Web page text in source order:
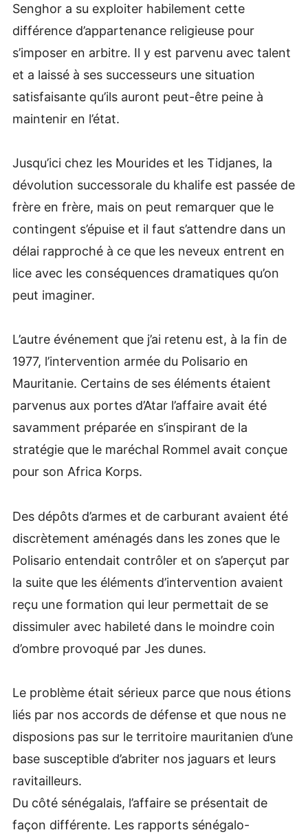
Senghor a su exploiter habilement cette
différence d’appartenance religieuse pour
s’imposer en arbitre. Il y est parvenu avec talent
et a laissé à ses successeurs une situation
satisfaisante qu’ils auront peut-être peine à
maintenir en l’état.
Jusqu’ici chez les Mourides et les Tidjanes, la
dévolution successorale du khalife est passée de
frère en frère, mais on peut remarquer que le
contingent s’épuise et il faut s’attendre dans un
délai rapproché à ce que les neveux entrent en
lice avec les conséquences dramatiques qu’on
peut imaginer.
L’autre événement que j’ai retenu est, à la fin de
1977, l’intervention armée du Polisario en
Mauritanie. Certains de ses éléments étaient
parvenus aux portes d’Atar l’affaire avait été
savamment préparée en s’inspirant de la
stratégie que le maréchal Rommel avait conçue
pour son Africa Korps.
Des dépôts d’armes et de carburant avaient été
discrètement aménagés dans les zones que le
Polisario entendait contrôler et on s’aperçut par
la suite que les éléments d’intervention avaient
reçu une formation qui leur permettait de se
dissimuler avec habileté dans le moindre coin
d’ombre provoqué par Jes dunes.
Le problème était sérieux parce que nous étions
liés par nos accords de défense et que nous ne
disposions pas sur le territoire mauritanien d’une
base susceptible d’abriter nos jaguars et leurs
ravitailleurs.
Du côté sénégalais, l’affaire se présentait de
façon différente. Les rapports sénégalo-